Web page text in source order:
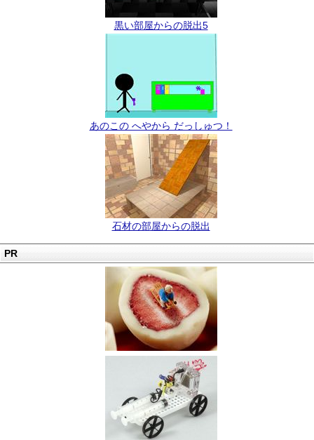
黒い部屋からの脱出5
あのこの へやから だっしゅつ！
石材の部屋からの脱出
PR